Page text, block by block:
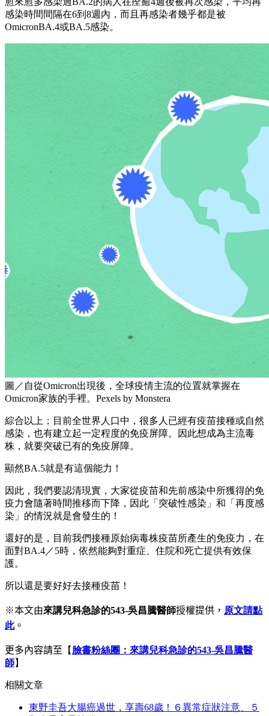
感染時間間隔在6到8週內，而且再感染者幾乎都是被
OmicronBA.4或BA.5感染。
圖／自從Omicron出現後，全球疫情主流的位置就掌握在
Omicron家族的手裡。Pexels by Monstera
綜合以上；目前全世界人口中，很多人已經有疫苗接種或自然
感染，也有建立起一定程度的免疫屏障。因此想成為主流毒
株，就要突破已有的免疫屏障。
顯然BA.5就是有這個能力！
因此，我們要認清現實，大家從疫苗和先前感染中所獲得的免
疫力會隨著時間推移而下降，因此「突破性感染」和「再度感
染」的情況就是會發生的！
還好的是，目前我們接種原始病毒株疫苗所產生的免疫力，在
面對BA.4／5時，依然能夠對重症、住院和死亡提供有效保
護。
所以還是要好好去接種疫苗！
※本文由來講兒科急診的543-吳昌騰醫師授權提供， 原文請點
此。
更多內容請至 【 臉書粉絲團：來講兒科急診的543-吳昌騰醫
師】
相關文章
東野圭吾大腸癌過世，享壽68歲！６異常症狀注意、５